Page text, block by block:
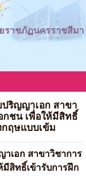
ราชภัฏนครราชสีมา
ริญญาเอก สาขา
กชน เพื่อให้มีสิทธิ์
กฤษแบบเข้ม
เอก สาขาวิชาการ
สิทธิ์เข้ารับการฝึก